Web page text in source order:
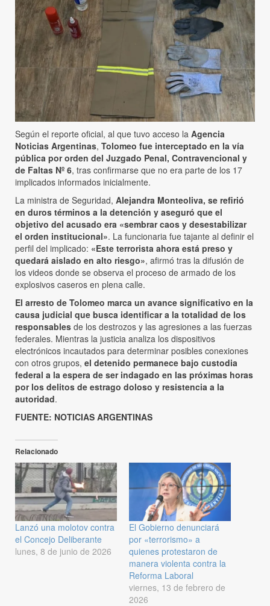
Según el reporte oficial, al que tuvo acceso la Agencia
Noticias Argentinas, Tolomeo fue interceptado en la vía
pública por orden del Juzgado Penal, Contravencional y
de Faltas Nº 6, tras confirmarse que no era parte de los 17
implicados informados inicialmente.
La ministra de Seguridad, Alejandra Monteoliva, se refirió
en duros términos a la detención y aseguró que el
objetivo del acusado era «sembrar caos y desestabilizar
el orden institucional». La funcionaria fue tajante al definir el
perfil del implicado: «Este terrorista ahora está preso y
quedará aislado en alto riesgo», afirmó tras la difusión de
los videos donde se observa el proceso de armado de los
explosivos caseros en plena calle.
El arresto de Tolomeo marca un avance significativo en la
causa judicial que busca identificar a la totalidad de los
responsables de los destrozos y las agresiones a las fuerzas
federales. Mientras la justicia analiza los dispositivos
electrónicos incautados para determinar posibles conexiones
con otros grupos, el detenido permanece bajo custodia
federal a la espera de ser indagado en las próximas horas
por los delitos de estrago doloso y resistencia a la
autoridad.
FUENTE: NOTICIAS ARGENTINAS
Relacionado
Lanzó una molotov contra
el Concejo Deliberante
lunes, 8 de junio de 2026
El Gobierno denunciará
por «terrorismo» a
quienes protestaron de
manera violenta contra la
Reforma Laboral
viernes, 13 de febrero de
2026